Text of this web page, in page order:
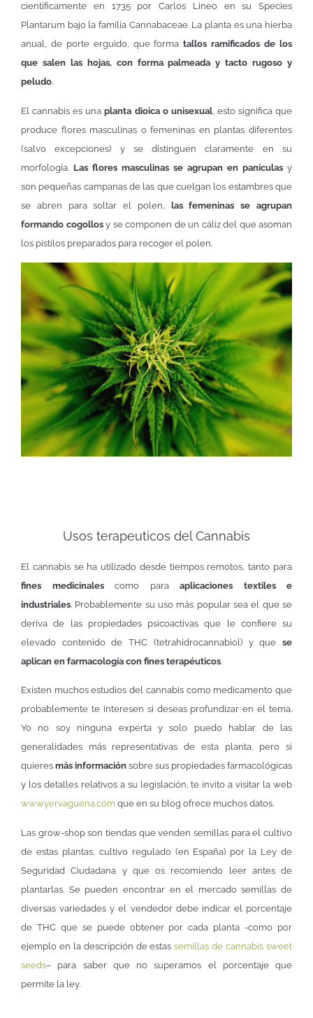
científicamente en 1735 por Carlos Lineo en su Species
Plantarum bajo la familia Cannabaceae. La planta es una hierba
anual, de porte erguido, que formatallos ramificados de los
que salen las hojas, con forma palmeada y tacto rugoso y
peludo.
El cannabis es unaplanta dioica o unisexual, esto significa que
produce flores masculinas o femeninas en plantas diferentes
(salvo excepciones) y se distinguen claramente en su
morfología. Las flores masculinas se agrupan en panículas y
son pequeñas campanas de las que cuelgan los estambres que
se abren para soltar el polen,
las femeninas se agrupan
formando cogollosy se componen de un cáliz del que asoman
los pistilos preparados para recoger el polen.
Usos terapeuticos del Cannabis
El cannabis se ha utilizado desde tiempos remotos, tanto para
fines medicinalescomo para aplicaciones textiles e
industriales. Probablemente su uso más popular sea el que se
deriva de las propiedades psicoactivas que le confiere su
elevado contenido de THC (tetrahidrocannabiol) y que se
aplican en farmacología con fines terapéuticos.
Existen muchos estudios del cannabis como medicamento que
probablemente te interesen si deseas profundizar en el tema.
Yo no soy ninguna experta y solo puedo hablar de las
generalidades más representativas de esta planta, pero si
quieres más información sobre sus propiedades farmacológicas
y los detalles relativos a su legislación, te invito a visitar la web
www.yervaguena.com que en su blog ofrece muchos datos.
Las grow-shop son tiendas que venden semillas para el cultivo
de estas plantas, cultivo regulado (en España) por la Ley de
Seguridad Ciudadana y que os recomiendo leer antes de
plantarlas. Se pueden encontrar en el mercado semillas de
diversas variedades y el vendedor debe indicar el porcentaje
de THC que se puede obtener por cada planta -como por
ejemplo en la descripción de estassemillas de cannabis sweet
seeds– para saber que no superamos el porcentaje que
permite la ley.